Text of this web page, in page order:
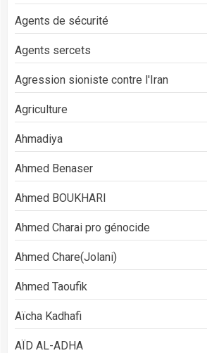
Agents de sécurité
Agents sercets
Agression sioniste contre l'Iran
Agriculture
Ahmadiya
Ahmed Benaser
Ahmed BOUKHARI
Ahmed Charai pro génocide
Ahmed Chare(Jolani)
Ahmed Taoufik
Aïcha Kadhafi
AÏD AL-ADHA